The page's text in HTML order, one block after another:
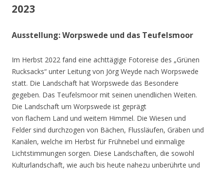
2023
Ausstellung: Worpswede und das Teufelsmoor
Im Herbst 2022 fand eine achttägige Fotoreise des „Grünen
Rucksacks“ unter Leitung von Jörg Weyde nach Worpswede
statt. Die Landschaft hat Worpswede das Besondere
gegeben. Das Teufelsmoor mit seinen unendlichen Weiten.
Die Landschaft um Worpswede ist geprägt
von flachem Land und weitem Himmel. Die Wiesen und
Felder sind durchzogen von Bächen, Flussläufen, Gräben und
Kanälen, welche im Herbst für Frühnebel und einmalige
Lichtstimmungen sorgen. Diese Landschaften, die sowohl
Kulturlandschaft, wie auch bis heute nahezu unberührte und